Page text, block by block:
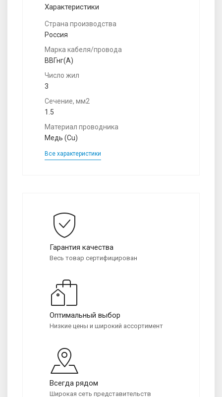
Характеристики
Страна производства
Россия
Марка кабеля/провода
ВВГнг(A)
Число жил
3
Сечение, мм2
1.5
Материал проводника
Медь (Cu)
Все характеристики
Гарантия качества
Весь товар сертифицирован
Оптимальный выбор
Низкие цены и широкий ассортимент
Всегда рядом
Широкая сеть представительств